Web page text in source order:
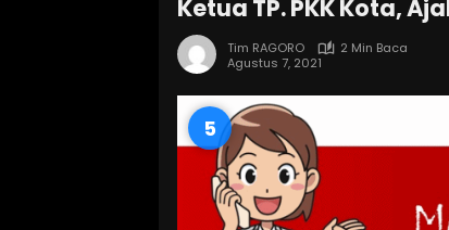
Ketua TP. PKK Kota,
Tim RAGORO
2 Min Baca
Agustus 7, 2021
3